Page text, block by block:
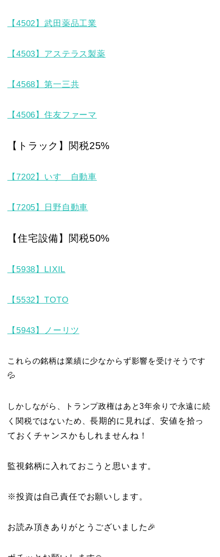
【4502】武田薬品工業
【4503】アステラス製薬
【4568】第一三共
【4506】住友ファーマ
【トラック】関税25%
【7202】いすゞ自動車
【7205】日野自動車
【住宅設備】関税50%
【5938】LIXIL
【5532】TOTO
【5943】ノーリツ
これらの銘柄は業績に少なからず影響を受けそうです
💦
しかしながら、トランプ政権はあと3年余りで永遠に続
く関税ではないため、長期的に見れば、安値を拾っ
ておくチャンスかもしれませんね！
監視銘柄に入れておこうと思います。
※投資は自己責任でお願いします。
お読み頂きありがとうございました🎉